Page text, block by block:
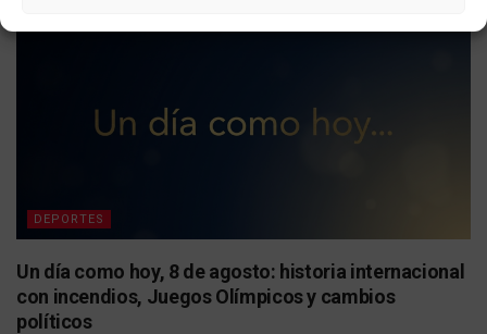
DEPORTES
Un día como hoy, 8 de agosto: historia internacional
con incendios, Juegos Olímpicos y cambios
políticos